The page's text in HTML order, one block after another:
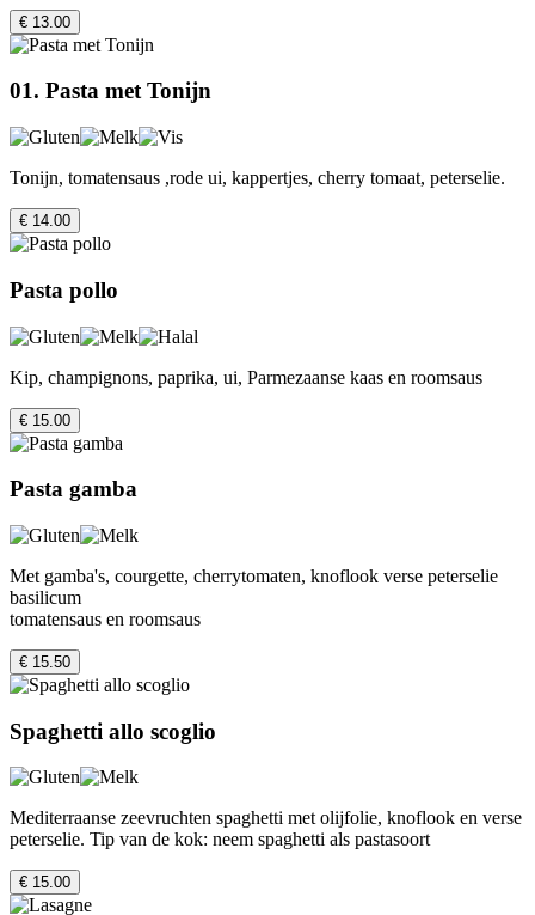
€ 13.00
01. Pasta met Tonijn
Tonijn, tomatensaus ,rode ui, kappertjes, cherry tomaat, peterselie.
€ 14.00
Pasta pollo
Kip, champignons, paprika, ui, Parmezaanse kaas en roomsaus
€ 15.00
Pasta gamba
Met gamba's, courgette, cherrytomaten, knoflook verse peterselie
basilicum
tomatensaus en roomsaus
€ 15.50
Spaghetti allo scoglio
Mediterraanse zeevruchten spaghetti met olijfolie, knoflook en verse
peterselie. Tip van de kok: neem spaghetti als pastasoort
€ 15.00